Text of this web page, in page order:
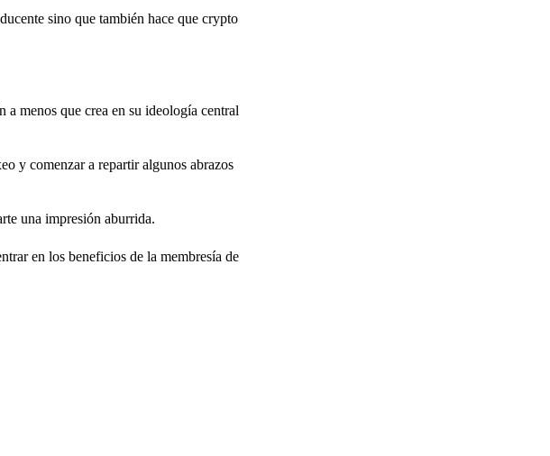
sino que también hace que crypto
menos que crea en su ideología central
y comenzar a repartir algunos abrazos
una impresión aburrida.
en los beneficios de la membresía de